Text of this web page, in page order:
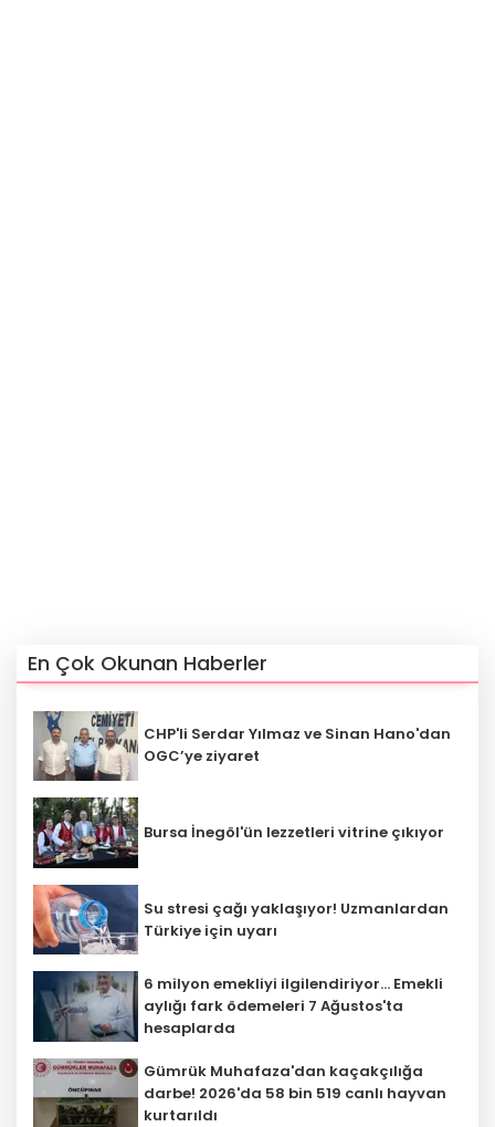
En Çok Okunan Haberler
CHP'li Serdar Yılmaz ve Sinan Hano'dan
OGC’ye ziyaret
Bursa İnegöl'ün lezzetleri vitrine çıkıyor
Su stresi çağı yaklaşıyor! Uzmanlardan
Türkiye için uyarı
6 milyon emekliyi ilgilendiriyor... Emekli
aylığı fark ödemeleri 7 Ağustos'ta
hesaplarda
Gümrük Muhafaza'dan kaçakçılığa
darbe! 2026'da 58 bin 519 canlı hayvan
kurtarıldı